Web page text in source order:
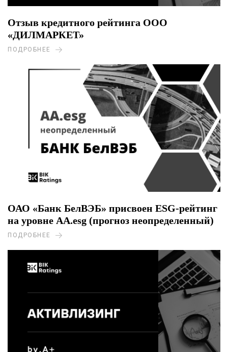
Отзыв кредитного рейтинга ООО
«ДИЛМАРКЕТ»
ПОДРОБНЕЕ
ОАО «Банк БелВЭБ» присвоен ESG-рейтинг
на уровне AA.esg (прогноз неопределенный)
ПОДРОБНЕЕ